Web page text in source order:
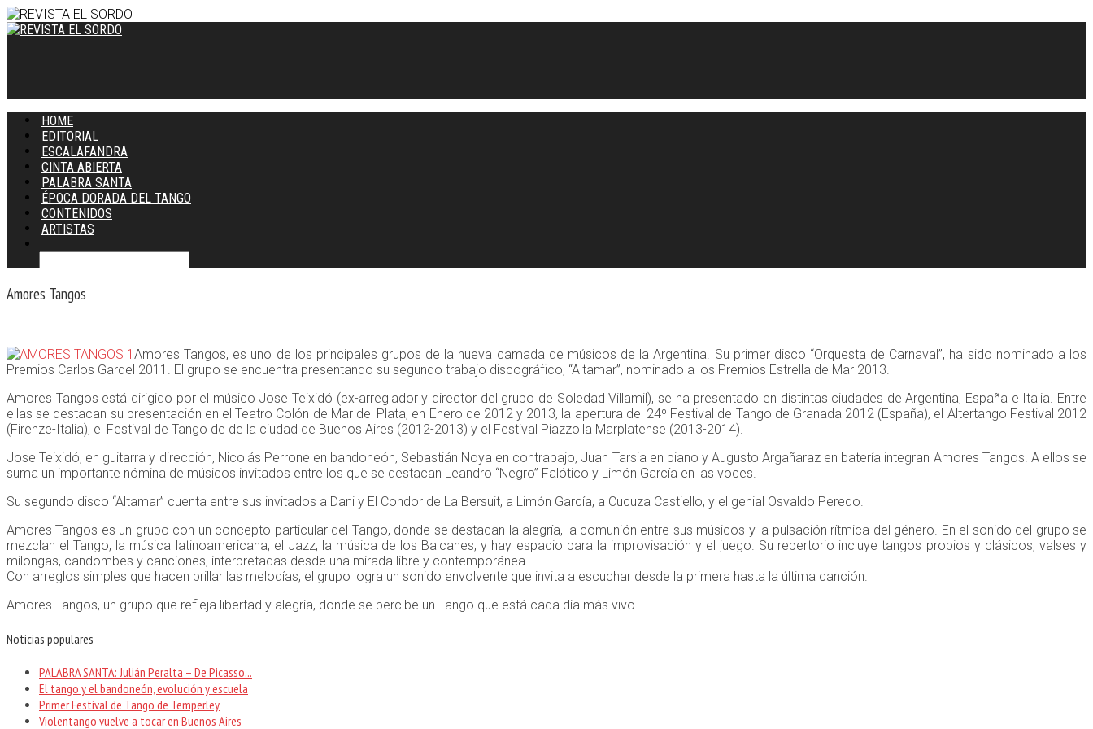
HOME
EDITORIAL
ESCALAFANDRA
CINTA ABIERTA
PALABRA SANTA
ÉPOCA DORADA DEL TANGO
CONTENIDOS
ARTISTAS
Amores Tangos
Amores Tangos, es uno de los principales grupos de la nueva camada de músicos de la Argentina. Su primer disco “Orquesta de Carnaval”, ha sido nominado a los
Premios Carlos Gardel 2011. El grupo se encuentra presentando su segundo trabajo discográfico, “Altamar”, nominado a los Premios Estrella de Mar 2013.
Amores Tangos está dirigido por el músico Jose Teixidó (ex-arreglador y director del grupo de Soledad Villamil), se ha presentado en distintas ciudades de Argentina, España e Italia. Entre
ellas se destacan su presentación en el Teatro Colón de Mar del Plata, en Enero de 2012 y 2013, la apertura del 24º Festival de Tango de Granada 2012 (España), el Altertango Festival 2012
(Firenze-Italia), el Festival de Tango de de la ciudad de Buenos Aires (2012-2013) y el Festival Piazzolla Marplatense (2013-2014).
Jose Teixidó, en guitarra y dirección, Nicolás Perrone en bandoneón, Sebastián Noya en contrabajo, Juan Tarsia en piano y Augusto Argañaraz en batería integran Amores Tangos. A ellos se
suma un importante nómina de músicos invitados entre los que se destacan Leandro “Negro” Falótico y Limón García en las voces.
Su segundo disco “Altamar” cuenta entre sus invitados a Dani y El Condor de La Bersuit, a Limón García, a Cucuza Castiello, y el genial Osvaldo Peredo.
Amores Tangos es un grupo con un concepto particular del Tango, donde se destacan la alegría, la comunión entre sus músicos y la pulsación rítmica del género. En el sonido del grupo se
mezclan el Tango, la música latinoamericana, el Jazz, la música de los Balcanes, y hay espacio para la improvisación y el juego. Su repertorio incluye tangos propios y clásicos, valses y
milongas, candombes y canciones, interpretadas desde una mirada libre y contemporánea.
Con arreglos simples que hacen brillar las melodías, el grupo logra un sonido envolvente que invita a escuchar desde la primera hasta la última canción.
Amores Tangos, un grupo que refleja libertad y alegría, donde se percibe un Tango que está cada día más vivo.
Noticias populares
PALABRA SANTA: Julián Peralta – De Picasso...
El tango y el bandoneón, evolución y escuela
Primer Festival de Tango de Temperley
Violentango vuelve a tocar en Buenos Aires